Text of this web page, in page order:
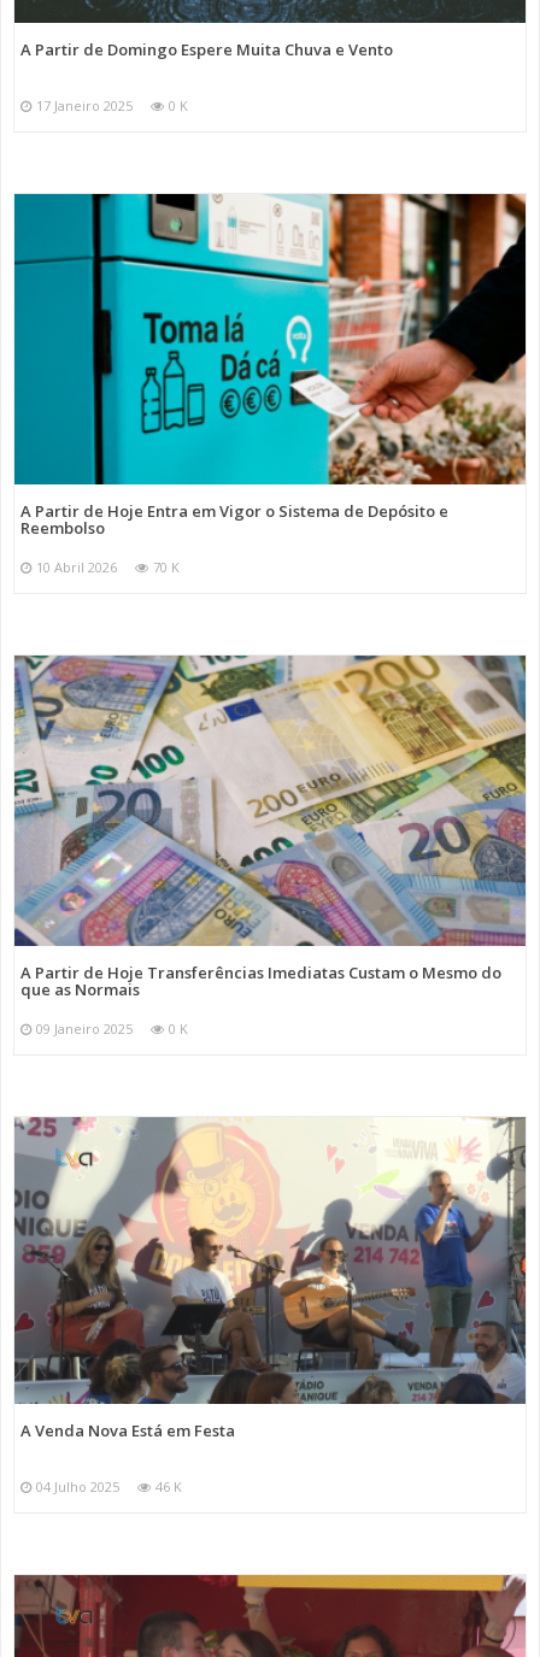
A Partir de Domingo Espere Muita Chuva e Vento
17 Janeiro 2025 0 K
A Partir de Hoje Entra em Vigor o Sistema de Depósito e
Reembolso
10 Abril 2026 70 K
A Partir de Hoje Transferências Imediatas Custam o Mesmo do
que as Normais
09 Janeiro 2025 0 K
A Venda Nova Está em Festa
04 Julho 2025 46 K